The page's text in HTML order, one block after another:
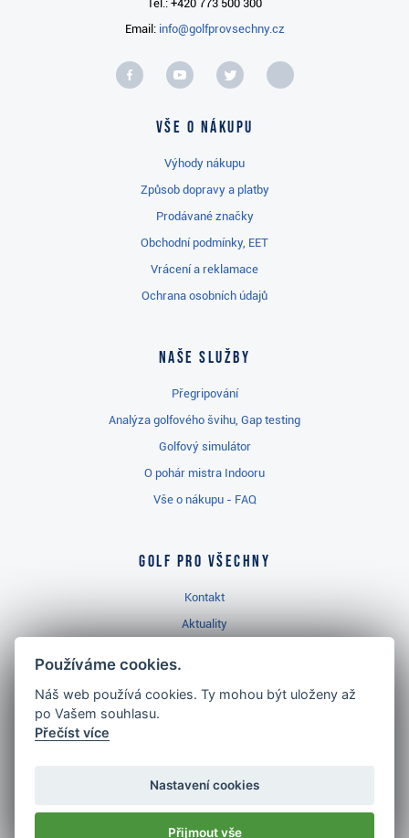
Tel.: +420 773 500 300
Email: info@golfprovsechny.cz
Vše o nákupu
Výhody nákupu
Způsob dopravy a platby
Prodávané značky
Obchodní podmínky, EET
Vrácení a reklamace
Ochrana osobních údajů
Naše služby
Přegripování
Analýza golfového švihu, Gap testing
Golfový simulátor
O pohár mistra Indooru
Vše o nákupu - FAQ
Golf pro všechny
Kontakt
Aktuality
Golfový slovník
Nejlépe hodnocený
Používáme cookies.
Náš web používá cookies. Ty mohou být uloženy až
po Vašem souhlasu.
Přečíst více
Nastavení cookies
Přijmout vše